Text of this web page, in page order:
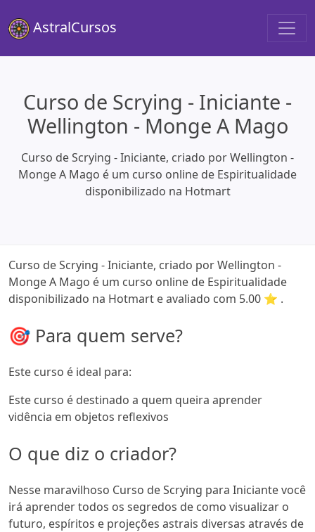
AstralCursos
Curso de Scrying - Iniciante -
Wellington - Monge A Mago
Curso de Scrying - Iniciante, criado por Wellington -
Monge A Mago é um curso online de Espiritualidade
disponibilizado na Hotmart
Curso de Scrying - Iniciante, criado por Wellington -
Monge A Mago é um curso online de Espiritualidade
disponibilizado na Hotmart e avaliado com 5.00 ⭐ .
🎯 Para quem serve?
Este curso é ideal para:
Este curso é destinado a quem queira aprender
vidência em objetos reflexivos
O que diz o criador?
Nesse maravilhoso Curso de Scrying para Iniciante você
irá aprender todos os segredos de como visualizar o
futuro, espíritos e projeções astrais diversas através de